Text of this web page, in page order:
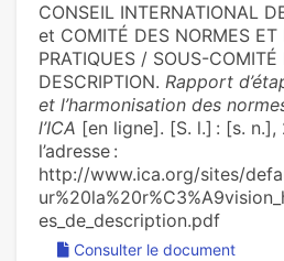
CONSEIL INTERNATIONAL
et COMITÉ DES NORMES ET
PRATIQUES / SOUS-COMITÉ
DESCRIPTION. Rapport
et l’harmonisation des
l’ICA [en ligne]. [S. l.] : [s. n.],
l’adresse :
http://www.ica.org/sites/
es_de_description.pdf
Consulter le document